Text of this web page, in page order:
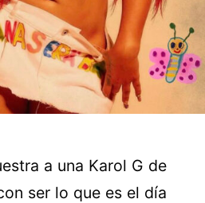
a una Karol G de
ser lo que es el día